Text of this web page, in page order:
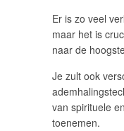
Er is zo veel
maar het is
naar de
Je zult ook
van spirituele
toenemen.